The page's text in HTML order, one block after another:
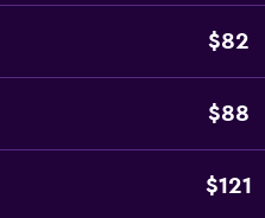
$82
$88
$121